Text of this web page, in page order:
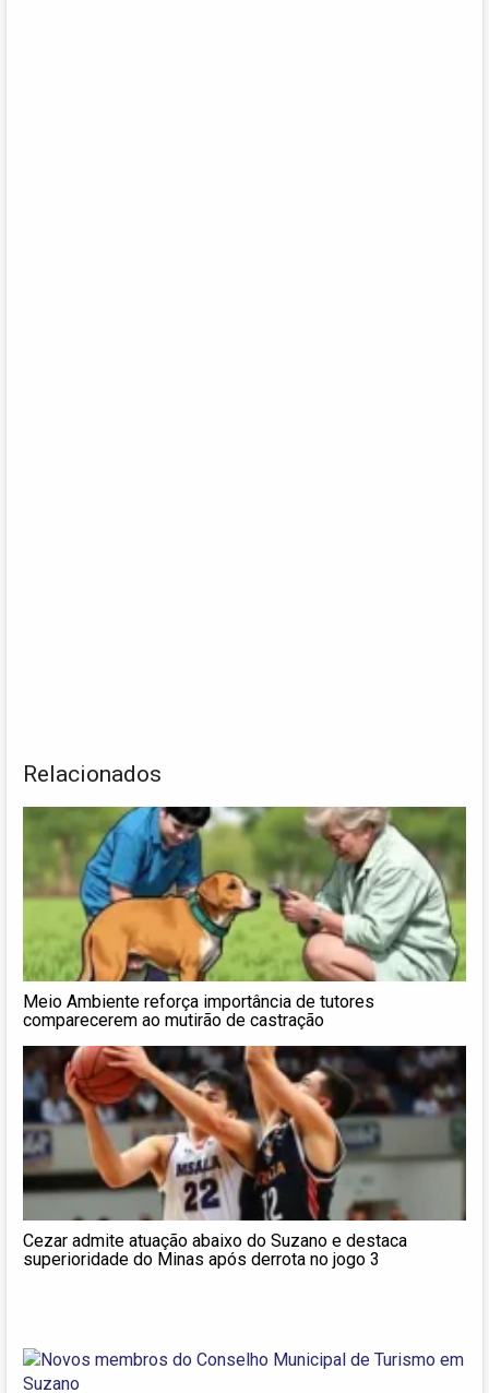
Relacionados
Meio Ambiente reforça importância de tutores
comparecerem ao mutirão de castração
Cezar admite atuação abaixo do Suzano e destaca
superioridade do Minas após derrota no jogo 3